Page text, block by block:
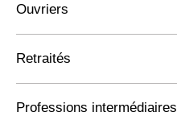
Ouvriers
Retraités
Professions intermédiaires